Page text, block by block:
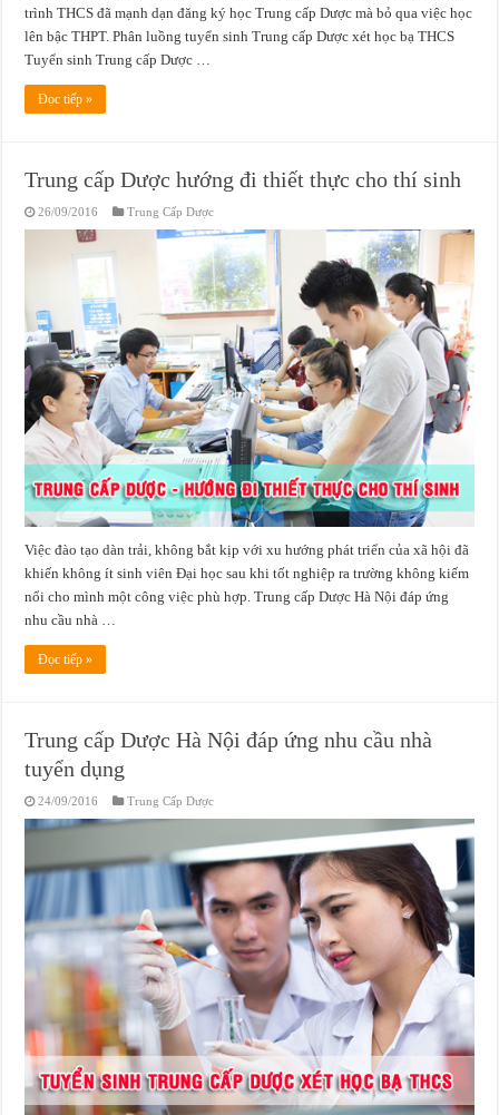
trình THCS đã mạnh dạn đăng ký học Trung cấp Dược mà bỏ qua việc học
lên bậc THPT. Phân luồng tuyển sinh Trung cấp Dược xét học bạ THCS
Tuyển sinh Trung cấp Dược …
Đọc tiếp »
Trung cấp Dược hướng đi thiết thực cho thí sinh
26/09/2016 Trung Cấp Dược
Việc đào tạo dàn trải, không bắt kịp với xu hướng phát triển của xã hội đã
khiến không ít sinh viên Đại học sau khi tốt nghiệp ra trường không kiếm
nổi cho mình một công việc phù hợp. Trung cấp Dược Hà Nội đáp ứng
nhu cầu nhà …
Đọc tiếp »
Trung cấp Dược Hà Nội đáp ứng nhu cầu nhà
tuyển dụng
24/09/2016 Trung Cấp Dược